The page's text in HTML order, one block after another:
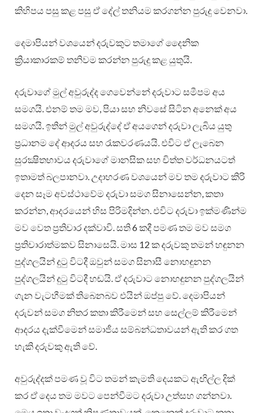
කිහිපය පසු කළ පසු ඒ දේල් තනියම කරගන්න පුරුදු වෙනවා.
දෙමාපියන් වශයෙන් දරුවකුට තමාගේ දෛනික
ක්‍රියාකාරකම් තනිවම කරන්න පුරුදු කළ යුතුයි.
දරුවාගේ මුල් අවුරුද්ද ගෙවෙන්නේ දරුවාට සමීපම අය
සමගයි. එනම් තම මව, පියා සහ නිවසේ සිටින අනෙක් අය
සමගයි. ඉතින් මුල් අවුරුද්දේ ඒ අයගෙන් දරුවා ලැබිය යුතු
ප්‍රධානම දේ ආදරය සහ රැකවරණයයි. එවිට ඒ ලැබෙන
සුරක්‍ෂිතභාවය දරුවාගේ මානසික සහ චිත්ත වර්ධනයටත්
ඉතාමත් බලපානවා. උදාහරණ වශයෙන් මව තම දරුවාට කිරි
දෙන සෑම අවස්ථාවේම දරුවා සමග සිනාසෙන්න, කතා
කරන්න, ආදරයෙන් හිස පිරිමදින්න. එවිට දරුවා ඉක්මණින්ම
මව වෙත ප්‍රතිචාර දක්වාවි. සති 6 කදී පමණ තම මව සමග
ප්‍රතිචාරාත්මකව සිනාසෙයි. මාස 12 ක දරුවකු තමන් හඳුනන
පුද්ගලයින් දුටු විටදී ඔවුන් සමග සිනාසී නොහඳුනන
පුද්ගලයින් දුටු විටදී හඬයි. ඒ දරුවාට නොහඳුනන පුද්ගලයින්
ගැන වැටහීමක් තිබෙනබව එයින් ඔප්පු වේ. දෙමාපියන්
දරුවන් සමග නිතර කතා කිරීමෙන් සහ සෙල්ලම් කිරීමෙන්
ආදරය දැක්වීමෙන් සමාජීය සම්බන්ධතාවයන් ඇති කර ගත
හැකි දරුවකු ඇති වේ.
අවුරුද්දක් පමණ වූ විට තමන් කැමති දෙයකට ඇඟිල්ල දික්
කර ඒ දෙය තම මවට පෙන්වීමට දරුවා උත්සහ ගන්නවා.